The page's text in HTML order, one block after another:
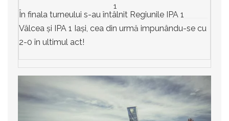
1
În finala turneului s-au întâlnit Regiunile IPA 1
Vâlcea și IPA 1 Iași, cea din urmă impunându-se cu
2-0 în ultimul act!